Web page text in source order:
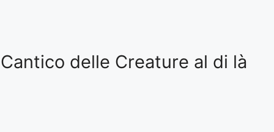
delle Creature al di là